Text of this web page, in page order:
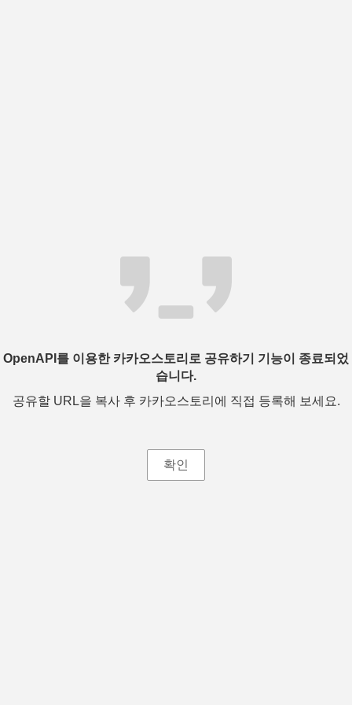
OpenAPI를 이용한 카카오스토리로 공유하기 기능이 종료되었
습니다.
공유할 URL을 복사 후 카카오스토리에 직접 등록해 보세요.
확인